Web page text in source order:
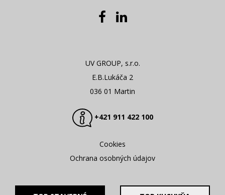
UV GROUP, s.r.o.
E.B.Lukáča 2
036 01 Martin
+421 911 422 100
Cookies
Ochrana osobných údajov